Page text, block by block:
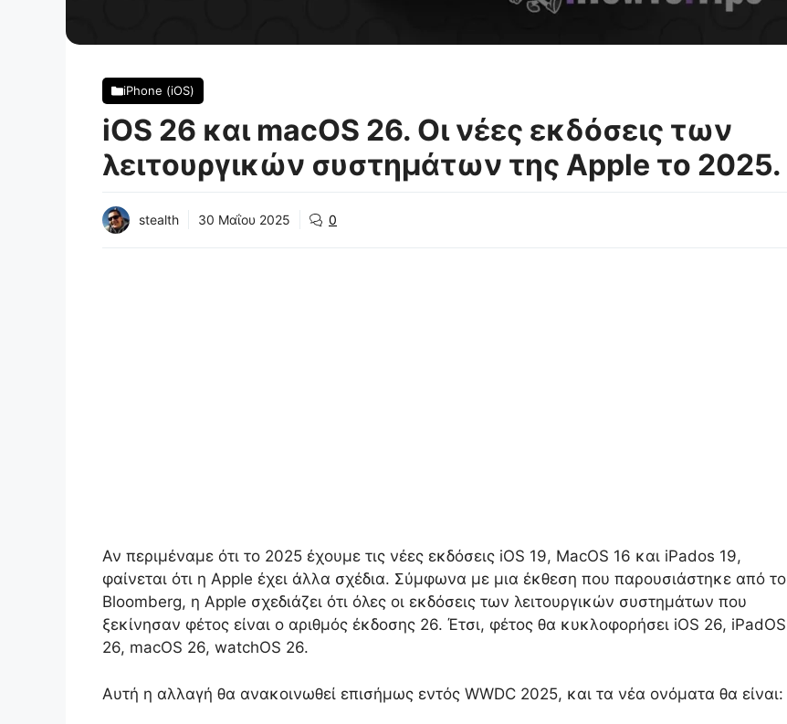
iPhone (iOS)
iOS 26 και macOS 26. Οι νέες εκδόσεις των
λειτουργικών συστημάτων της Apple το 2025.
stealth 30 Μαΐου 2025 0
Αν περιμέναμε ότι το 2025 έχουμε τις νέες εκδόσεις iOS 19, MacOS 16 και iPados 19,
φαίνεται ότι η Apple έχει άλλα σχέδια. Σύμφωνα με μια έκθεση που παρουσιάστηκε από το
Bloomberg, η Apple σχεδιάζει ότι όλες οι εκδόσεις των λειτουργικών συστημάτων που
ξεκίνησαν φέτος είναι ο αριθμός έκδοσης 26. Έτσι, φέτος θα κυκλοφορήσει iOS 26, iPadOS
26, macOS 26, watchOS 26.
Αυτή η αλλαγή θα ανακοινωθεί επισήμως εντός WWDC 2025, και τα νέα ονόματα θα είναι: